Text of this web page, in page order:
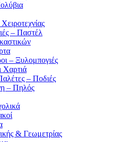
– Παστέλ
– Ξυλομπογιές
Χαρτιά
– Ποδιές
– Πηλός
& Γεωμετρίας